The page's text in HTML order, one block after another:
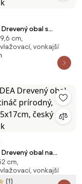
Drevený obal s
morený,
český výrobok
cm,
vonkajší
Drevený obal na
52x21,
český výrobok
cm,
vonkajší
(1)